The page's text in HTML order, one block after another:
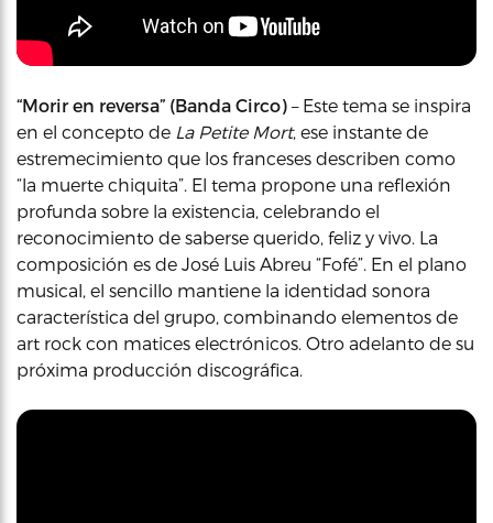
“Morir en reversa” (Banda Circo) – Este tema se inspira
en el concepto de La Petite Mort, ese instante de
estremecimiento que los franceses describen como
“la muerte chiquita”. El tema propone una reflexión
profunda sobre la existencia, celebrando el
reconocimiento de saberse querido, feliz y vivo. La
composición es de José Luis Abreu “Fofé”. En el plano
musical, el sencillo mantiene la identidad sonora
característica del grupo, combinando elementos de
art rock con matices electrónicos. Otro adelanto de su
próxima producción discográfica.